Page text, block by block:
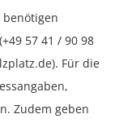
benötigen
57 41 / 90 98
Für die
Zudem geben